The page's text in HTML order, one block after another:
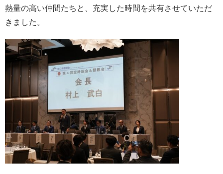
熱量の高い仲間たちと、充実した時間を共有させていただ
きました。